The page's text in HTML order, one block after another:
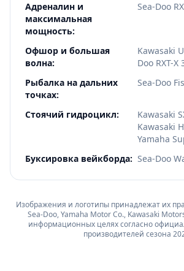
Адреналин и
максимальная
мощность:
Sea-Doo
Офшор и большая
волна:
Kawasaki
Doo RXT-X
Рыбалка на дальних
точках:
Sea-Doo
Стоячий гидроцикл:
Kawasaki
Kawasaki
Yamaha
Буксировка вейкборда: Sea-Doo
Изображения и логотипы принадлежат их
Sea-Doo, Yamaha Motor Co., Kawasaki
информационных целях согласно
производителей сезона